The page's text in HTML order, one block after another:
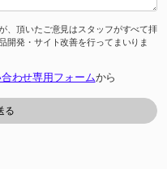
、頂いたご意見はスタッフがすべて拝
開発・サイト改善を行ってまいりま
わせ専用フォームから